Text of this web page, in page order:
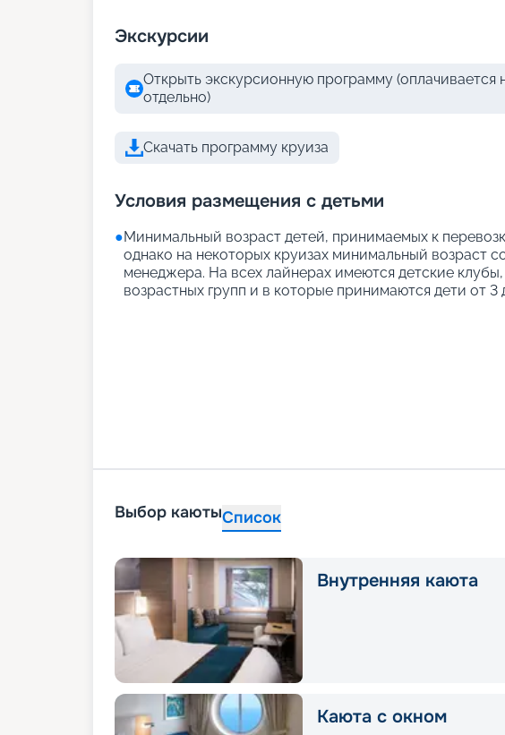
Экскурсии
Открыть экскурсионную программу (оплачивается
отдельно)
Скачать программу круиза
Условия размещения с детьми
●Минимальный возраст детей, принимаемых к
однако на некоторых круизах минимальный возраст
менеджера. На всех лайнерах имеются детские
возрастных групп и в которые принимаются дети от 3
Выбор каютыСписок
Внутренняя каюта
Каюта с окном